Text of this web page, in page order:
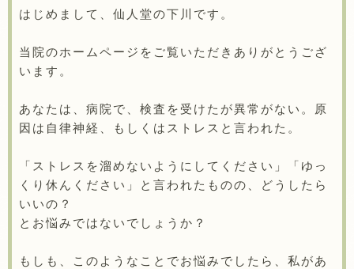
はじめまして、仙人堂の下川です。
当院のホームページをご覧いただきありがとうござ
います。
あなたは、病院で、検査を受けたが異常がない。原
因は自律神経、もしくはストレスと言われた。
「ストレスを溜めないようにしてください」「ゆっ
くり休んください」と言われたものの、どうしたら
いいの？
とお悩みではないでしょうか？
もしも、このようなことでお悩みでしたら、私があ